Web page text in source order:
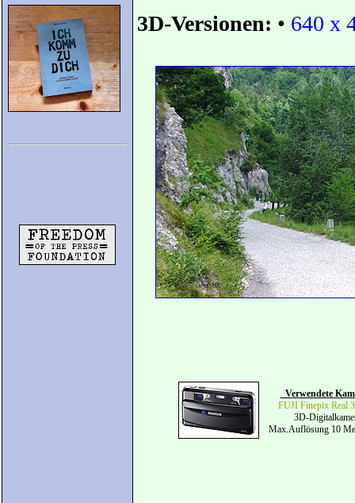
3D-Versionen: • 640 x
Verwendete
FUJI Finepix Real
3D-
Max.Auflösung 10